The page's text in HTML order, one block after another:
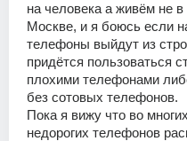
на человека а живём не
Москве, и я боюсь если
телефоны выйдут из
придётся пользоваться
плохими телефонами
без сотовых телефонов.
Пока я вижу что во
недорогих телефонов